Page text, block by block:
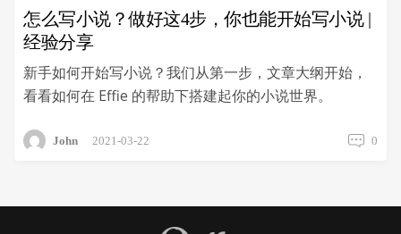
小
红
文
怎么写小说？做好这4步，你也能开始写小说 |
经验分享
新手如何开始写小说？我们从第一步，文章大纲开始，
看看如何在 Effie 的帮助下搭建起你的小说世界。
John 2021-03-22 0